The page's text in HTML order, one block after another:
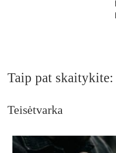
Taip pat skaitykite:
Teisėtvarka